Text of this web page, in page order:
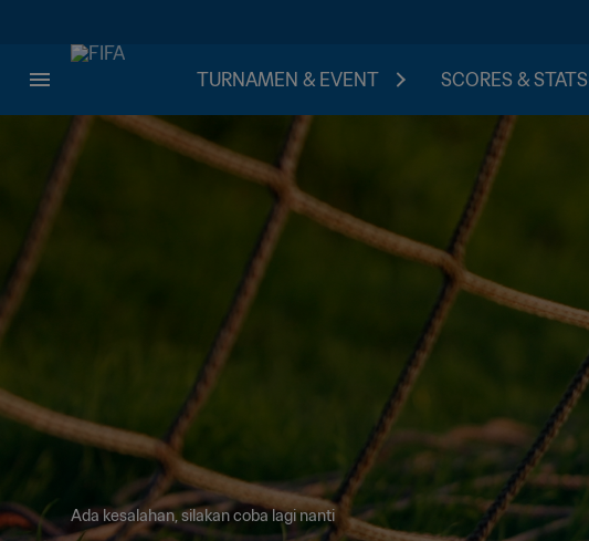
TURNAMEN & EVENT SCORES & STATS
Ada kesalahan, silakan coba lagi nanti